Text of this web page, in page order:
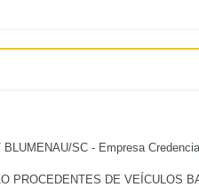
SC - Empresa
PROCEDENTES DE VEÍCULOS